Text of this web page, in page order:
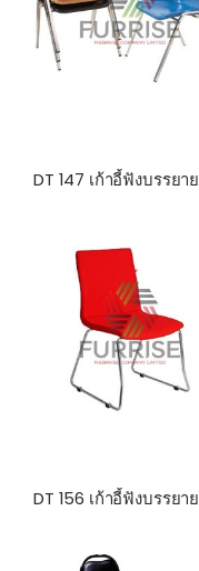
DT 147 เก้าอี้ฟังบรรยาย
DT 156 เก้าอี้ฟังบรรยาย